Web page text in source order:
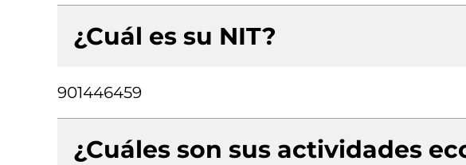
¿Cuál es su NIT?
901446459
¿Cuáles son sus actividades